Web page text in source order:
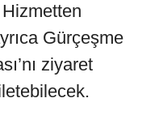
Gürçeşme
ziyaret